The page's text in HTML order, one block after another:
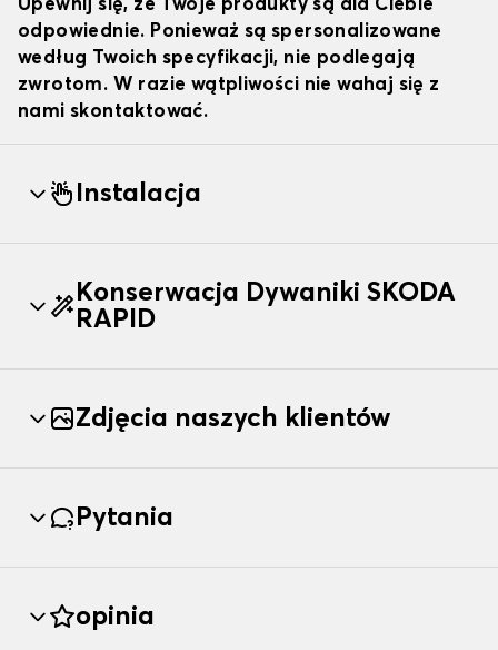
Upewnij się, że Twoje produkty są dla Ciebie
odpowiednie. Ponieważ są spersonalizowane
według Twoich specyfikacji, nie podlegają
zwrotom. W razie wątpliwości nie wahaj się z
nami skontaktować.
Instalacja
Konserwacja Dywaniki SKODA
RAPID
Zdjęcia naszych klientów
Pytania
opinia